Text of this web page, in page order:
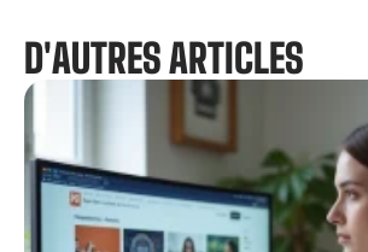
D'AUTRES ARTICLES